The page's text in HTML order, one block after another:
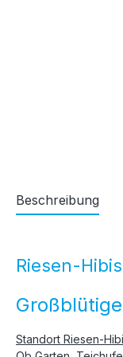
Beschreibung
Riesen-
Standort Riesen-